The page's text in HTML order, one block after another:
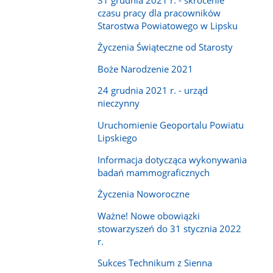
czasu pracy dla pracowników
Starostwa Powiatowego w Lipsku
Życzenia Świąteczne od Starosty
Boże Narodzenie 2021
24 grudnia 2021 r. - urząd
nieczynny
Uruchomienie Geoportalu Powiatu
Lipskiego
Informacja dotycząca wykonywania
badań mammograficznych
Życzenia Noworoczne
Ważne! Nowe obowiązki
stowarzyszeń do 31 stycznia 2022
r.
Sukces Technikum z Sienna